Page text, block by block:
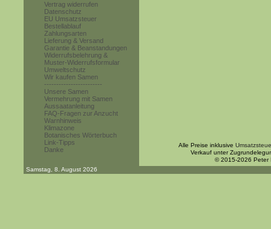
Vertrag widerrufen
Datenschutz
EU Umsatzsteuer
Bestellablauf
Zahlungsarten
Lieferung & Versand
Garantie & Beanstandungen
Widerrufsbelehrung &
Muster-Widerrufsformular
Umweltschutz
Wir kaufen Samen
------------------------
Unsere Samen
Vermehrung mit Samen
Aussaatanleitung
FAQ-Fragen zur Anzucht
Warnhinweis
Klimazone
Botanisches Wörterbuch
Link-Tipps
Danke
Alle Preise inklusive
Verkauf unter
© 2015-2026 Peter
Samstag, 8. August 2026